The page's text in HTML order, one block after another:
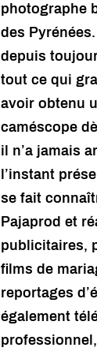
photographe
des
depuis
tout ce qui
avoir obtenu
caméscope
il n’a jamais
l’instant
se fait
Pajaprod et
publicitaires,
films de
reportages
également